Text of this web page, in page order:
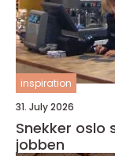
inspiration
31. July 2026
Snekker oslo slik finner du riktig fagperson til
jobben